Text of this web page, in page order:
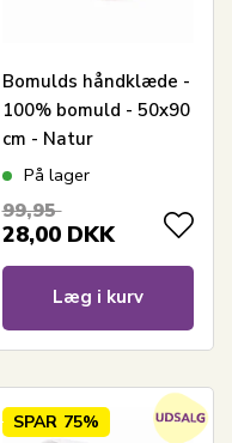
Bomulds håndklæde -
100% bomuld - 50x90
cm - Natur
På lager
99,95
28,00 DKK
Læg i kurv
SPAR 75%